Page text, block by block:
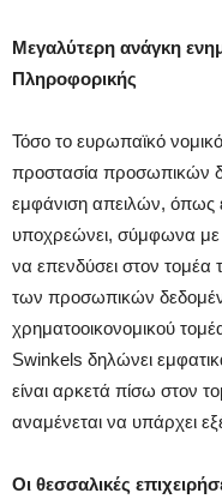
Μεγαλύτερη ανάγκη
Πληροφορικής
Τόσο το ευρωπαϊκό
προστασία προσωπικών
εμφάνιση απειλών, όπως
υποχρεώνει, σύμφωνα με
να επενδύσει στον τομέα
των προσωπικών
χρηματοοικονομικού
Swinkels δηλώνει
είναι αρκετά πίσω στον
αναμένεται να υπάρχει
Οι θεσσαλικές